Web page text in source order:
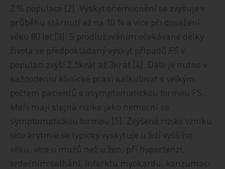
2 % populace [2]. Výskyt onemocnění se zvyšuje v
průběhu stárnutí až na 10 % a více při dosažení
věku 80 let [3]. S prodlužováním očekávané délky
života se předpokládaný výskyt případů FS v
populaci zvýší 2,5krát až 3krát [4]. Dále je nutno v
každodenní klinické praxi kalkulovat s velkým
počtem pacientů s asymptomatickou formou FS,
kteří mají stejná rizika jako nemocní se
symptomatickou formou [5]. Zvýšené riziko vzniku
této arytmie se typicky vyskytuje u lidí vyššího
věku, více u mužů než u žen, při hypertenzi,
srdečním selhání, infarktu myokardu, konzumaci